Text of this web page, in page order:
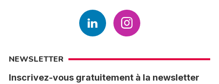
NEWSLETTER
Inscrivez-vous gratuitement à la newsletter